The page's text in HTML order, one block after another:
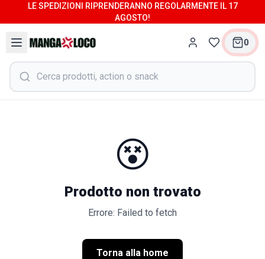
LE SPEDIZIONI RIPRENDERANNO REGOLARMENTE IL 17
AGOSTO!
0
😵
Prodotto non trovato
Errore: Failed to fetch
Torna alla home